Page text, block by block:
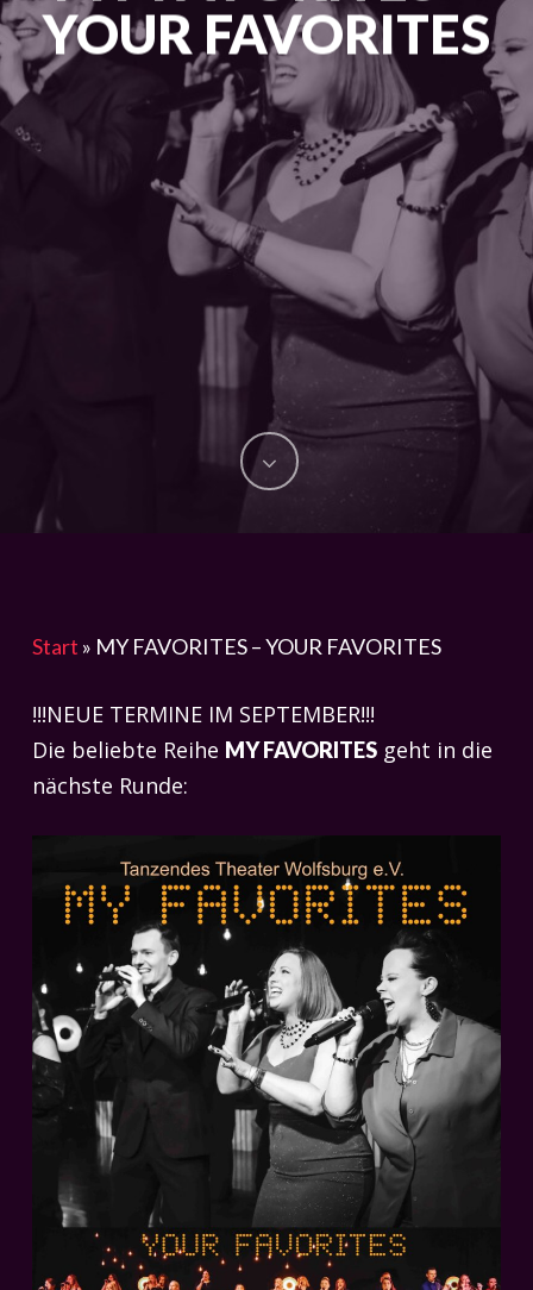
YOUR FAVORITES
Start » MY FAVORITES – YOUR FAVORITES
!!!NEUE TERMINE IM SEPTEMBER!!!
Die beliebte Reihe MY FAVORITESgeht in die
nächste Runde: